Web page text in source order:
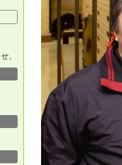
。